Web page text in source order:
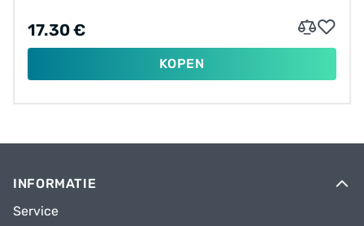
17.30 €
KOPEN
INFORMATIE
Service